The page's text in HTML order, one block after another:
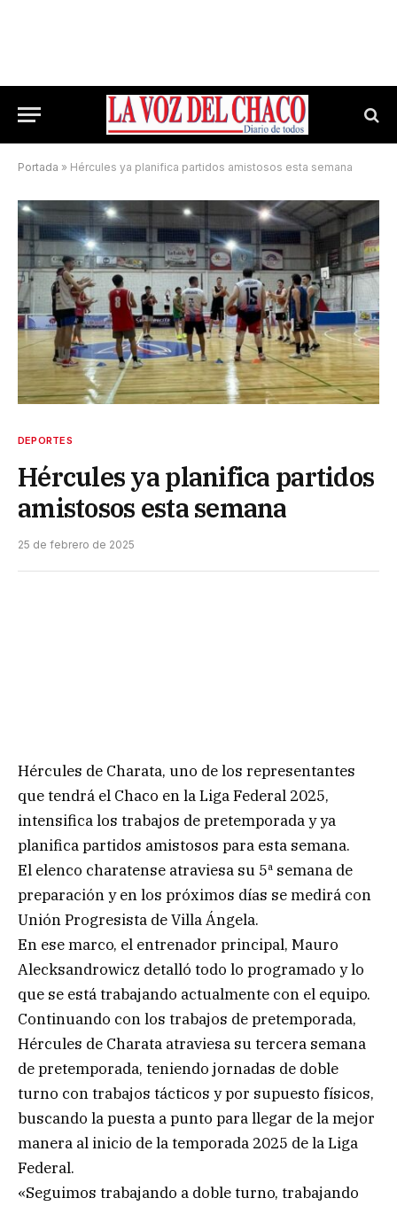
Portada » Hércules ya planifica partidos amistosos esta semana
DEPORTES
Hércules ya planifica partidos
amistosos esta semana
25 de febrero de 2025
Hércules de Charata, uno de los representantes
que tendrá el Chaco en la Liga Federal 2025,
intensifica los trabajos de pretemporada y ya
planifica partidos amistosos para esta semana.
El elenco charatense atraviesa su 5ª semana de
preparación y en los próximos días se medirá con
Unión Progresista de Villa Ángela.
En ese marco, el entrenador principal, Mauro
Alecksandrowicz detalló todo lo programado y lo
que se está trabajando actualmente con el equipo.
Continuando con los trabajos de pretemporada,
Hércules de Charata atraviesa su tercera semana
de pretemporada, teniendo jornadas de doble
turno con trabajos tácticos y por supuesto físicos,
buscando la puesta a punto para llegar de la mejor
manera al inicio de la temporada 2025 de la Liga
Federal.
«Seguimos trabajando a doble turno, trabajando